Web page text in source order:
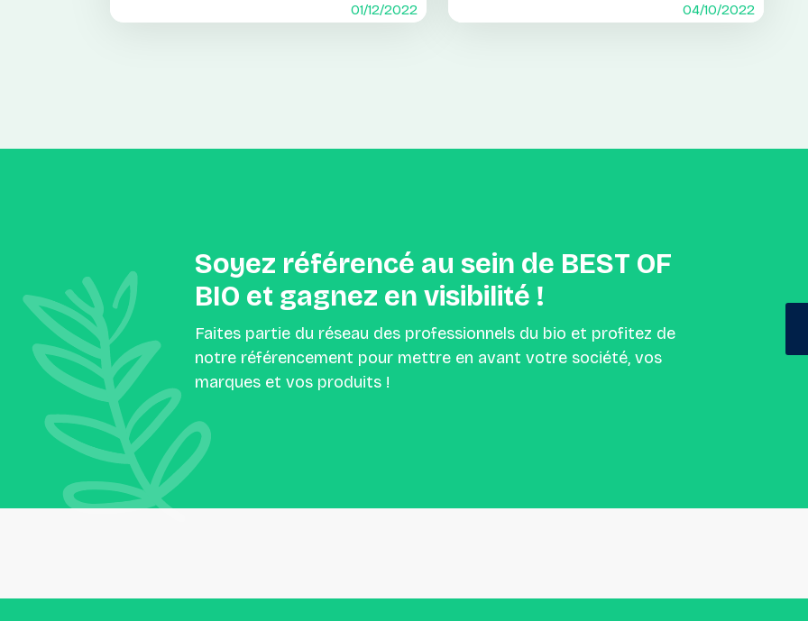
01/12/2022 04/10/2022
Soyez référencé au sein de BEST OF
BIO et gagnez en visibilité !
Faites partie du réseau des professionnels du bio et profitez de
notre référencement pour mettre en avant votre société, vos
marques et vos produits !